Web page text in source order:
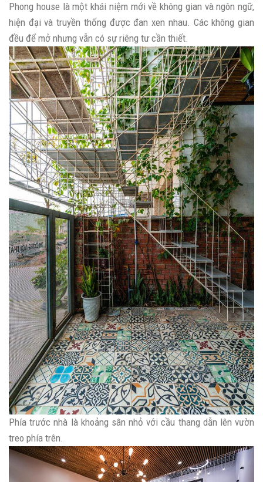
Phong house là một khái niệm mới về không gian và ngôn ngữ,
hiện đại và truyền thống được đan xen nhau. Các không gian
đều để mở nhưng vẫn có sự riêng tư cần thiết.
Phía trước nhà là khoảng sân nhỏ với cầu thang dẫn lên vườn
treo phía trên.